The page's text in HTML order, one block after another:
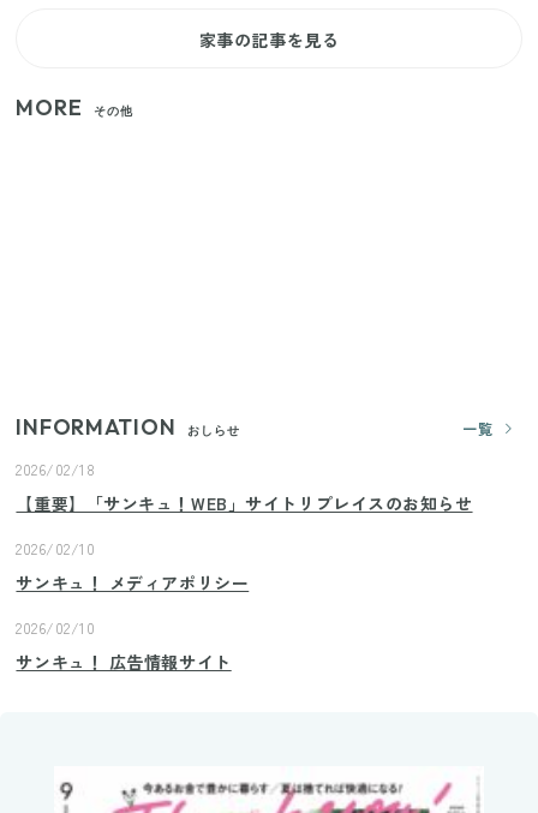
家事の記事を見る
MORE その他
INFORMATION おしらせ
一覧
2026/02/18
【重要】「サンキュ！WEB」サイトリプレイスのお知らせ
2026/02/10
サンキュ！ メディアポリシー
2026/02/10
サンキュ！ 広告情報サイト